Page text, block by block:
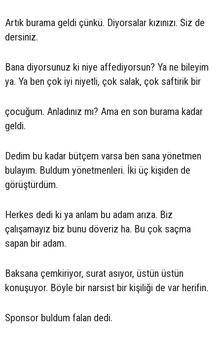
Artık burama geldi çünkü. Diyorsalar kızınızı. Siz de
dersiniz.
Bana diyorsunuz ki niye affediyorsun? Ya ne bileyim
ya. Ya ben çok iyi niyetli, çok salak, çok saftirik bir
çocuğum. Anladınız mı? Ama en son burama kadar
geldi.
Dedim bu kadar bütçem varsa ben sana yönetmen
bulayım. Buldum yönetmenleri. İki üç kişiden de
görüştürdüm.
Herkes dedi ki ya anlam bu adam arıza. Biz
çalışamayız biz bunu döveriz ha. Bu çok saçma
sapan bir adam.
Baksana çemkiriyor, surat asıyor, üstün üstün
konuşuyor. Böyle bir narsist bir kişiliği de var herifin.
Sponsor buldum falan dedi.